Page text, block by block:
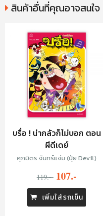
สินค้าอื่นที่คุณอาจสนใจ
บรื๋อ ! น่ากลัวก็ไม่บอก ตอน
ผีดีเดย์
ศุภมิตร จันทร์แจ่ม (ปุ๋ย Devil)
119.- 107.-
เพิ่มใส่รถเข็น